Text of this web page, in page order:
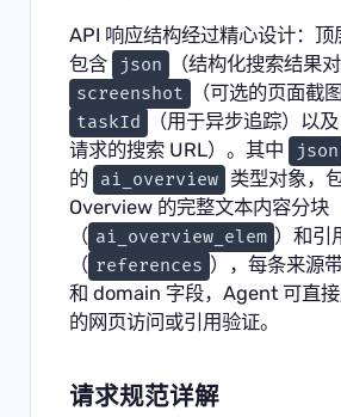
API 响应结构经过精心设计：顶
包含
json
（结构化搜索结果对
screenshot
（可选的页面截
taskId
（用于异步追踪）以及
请求的搜索 URL）。其中
json
的 ai_overview 类型对象，
Overview 的完整文本内容分块
（ ai_overview_elem ）和引
（ references ），每条来源
和 domain 字段，Agent 可直
的网页访问或引用验证。
请求规范详解